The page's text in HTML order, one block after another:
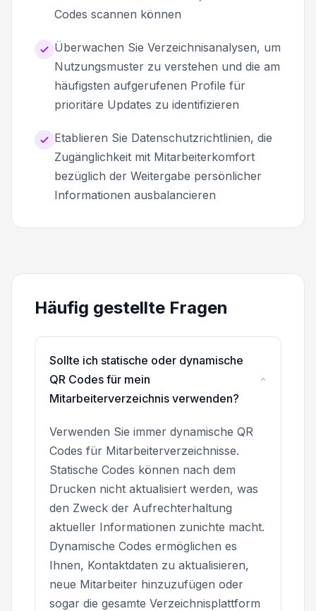
Codes scannen können
Überwachen Sie Verzeichnisanalysen, um
Nutzungsmuster zu verstehen und die am
häufigsten aufgerufenen Profile für
prioritäre Updates zu identifizieren
Etablieren Sie Datenschutzrichtlinien, die
Zugänglichkeit mit Mitarbeiterkomfort
bezüglich der Weitergabe persönlicher
Informationen ausbalancieren
Häufig gestellte Fragen
Sollte ich statische oder dynamische
QR Codes für mein
Mitarbeiterverzeichnis verwenden?
Verwenden Sie immer dynamische QR
Codes für Mitarbeiterverzeichnisse.
Statische Codes können nach dem
Drucken nicht aktualisiert werden, was
den Zweck der Aufrechterhaltung
aktueller Informationen zunichte macht.
Dynamische Codes ermöglichen es
Ihnen, Kontaktdaten zu aktualisieren,
neue Mitarbeiter hinzuzufügen oder
sogar die gesamte Verzeichnisplattform